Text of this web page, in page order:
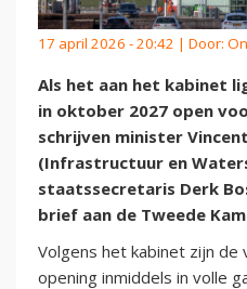
17 april 2026 - 20:42 | Door:
Als het aan het kabinet
in oktober 2027 open
schrijven minister
(Infrastructuur en
staatssecretaris Derk
brief aan de Tweede
Volgens het kabinet zijn
opening inmiddels in volle